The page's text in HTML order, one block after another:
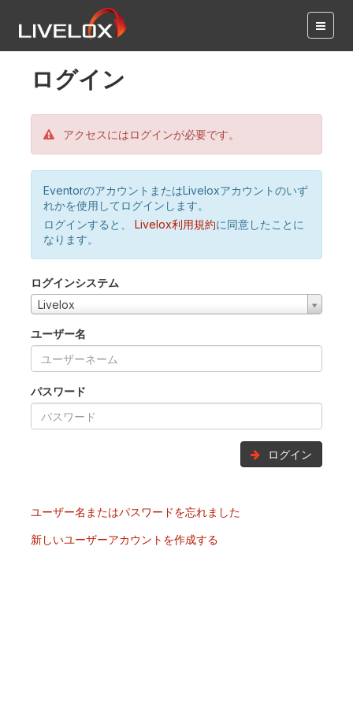
ログイン
アクセスにはログインが必要です。
EventorのアカウントまたはLiveloxアカウントのいず
れかを使用してログインします。
ログインすると、
Livelox利用規約に同意したことに
なります。
ログインシステム
Livelox
ユーザー名
パスワード
ログイン
ユーザー名またはパスワードを忘れました
新しいユーザーアカウントを作成する